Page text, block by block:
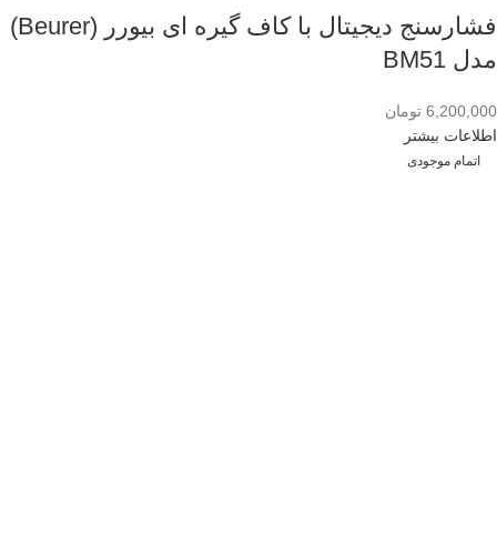
فشارسنج دیجیتال با کاف گیره ای بیورر (Beurer)
مدل BM51
6,200,000 تومان
اطلاعات بیشتر
اتمام موجودی